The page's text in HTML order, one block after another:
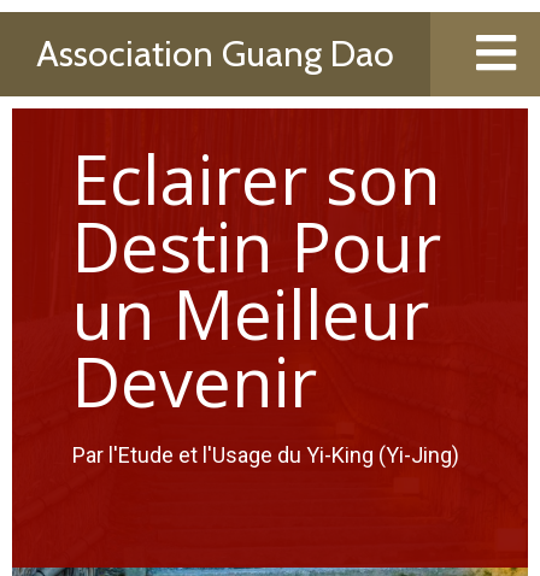
Association Guang Dao
Eclairer son
Destin Pour
un Meilleur
Devenir
Par l'Etude et l'Usage du Yi-King (Yi-Jing)